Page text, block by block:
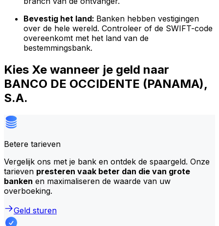
Bevestig het land: Banken hebben vestigingen
over de hele wereld. Controleer of de SWIFT-code
overeenkomt met het land van de
bestemmingsbank.
Kies Xe wanneer je geld naar
BANCO DE OCCIDENTE (PANAMA),
S.A.
Betere tarieven
Vergelijk ons met je bank en ontdek de spaargeld. Onze
tarieven presteren vaak beter dan die van grote
banken en maximaliseren de waarde van uw
overboeking.
Geld sturen